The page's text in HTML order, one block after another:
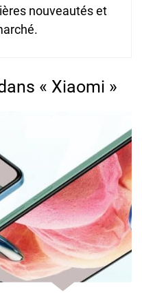
nouveautés et
« Xiaomi »